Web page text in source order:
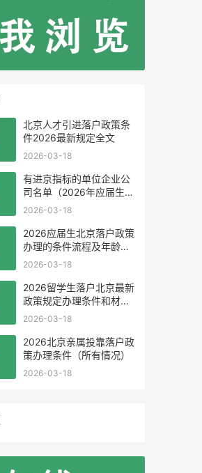
北京人才引进落户政策条
件2026最新规定全文
2026-03-18
有进京指标的单位企业公
司名单（2026年应届生留
学生）
2026-03-18
2026应届生北京落户政策
办理的条件流程及年龄限
制
2026-03-18
2026留学生落户北京最新
政策规定办理条件和材料
及流程
2026-03-18
2026北京亲属投靠落户政
策办理条件（所有情况）
2026-03-18